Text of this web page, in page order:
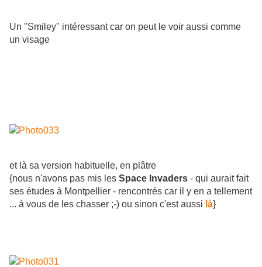
Un "Smiley" intéressant car on peut le voir aussi comme
un visage
et là sa version habituelle, en plâtre
{nous n'avons pas mis les Space Invaders - qui aurait fait
ses études à Montpellier - rencontrés car il y en a tellement
... à vous de les chasser ;-) ou sinon c'est aussi là}